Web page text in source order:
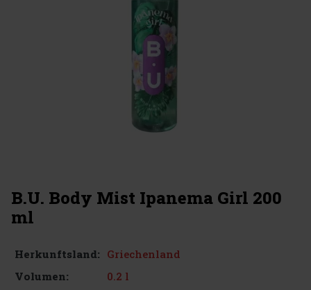
B.U. Body Mist Ipanema Girl 200
ml
Herkunftsland: Griechenland
Volumen:
0.2 l